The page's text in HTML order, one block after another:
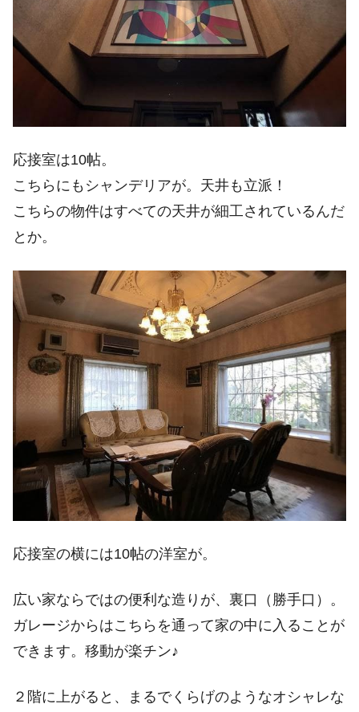
応接室は10帖。
こちらにもシャンデリアが。天井も立派！
こちらの物件はすべての天井が細工されているんだ
とか。
応接室の横には10帖の洋室が。
広い家ならではの便利な造りが、裏口（勝手口）。
ガレージからはこちらを通って家の中に入ることが
できます。移動が楽チン♪
２階に上がると、まるでくらげのようなオシャレな